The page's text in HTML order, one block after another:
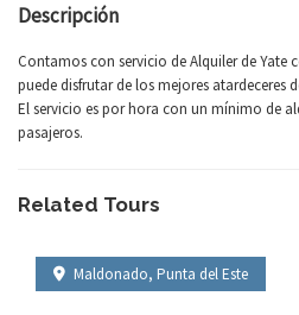
Descripción
Contamos con servicio de Alquiler de Yate
puede disfrutar de los mejores atardeceres
El servicio es por hora con un mínimo de
pasajeros.
Related Tours
Maldonado, Punta del Este